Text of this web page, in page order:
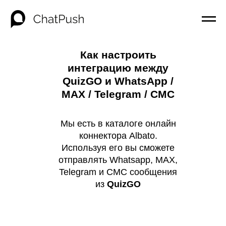
Как настроить
интеграцию между
QuizGO и WhatsApp /
MAX / Telegram / СМС
Мы есть в каталоге онлайн
коннектора Albato.
Используя его вы сможете
отправлять Whatsapp, MAX,
Telegram и СМС сообщения
из QuizGO